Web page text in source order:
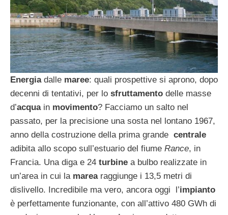
Energiadalle maree: quali prospettive si aprono, dopo
decenni di tentativi, per lo sfruttamento delle masse
d’acquain movimento? Facciamo un salto nel
passato, per la precisione una sosta nel lontano 1967,
anno della costruzione della prima grande centrale
adibita allo scopo sull’estuario del fiume Rance, in
Francia. Una diga e 24 turbine a bulbo realizzate in
un’area in cui la marearaggiunge i 13,5 metri di
dislivello. Incredibile ma vero, ancora oggi l’impianto
è perfettamente funzionante, con all’attivo 480 GWh di